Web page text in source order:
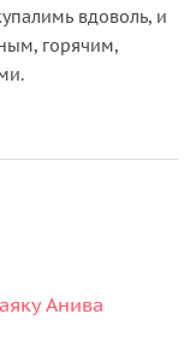
вдоволь, и
горячим,
Анива